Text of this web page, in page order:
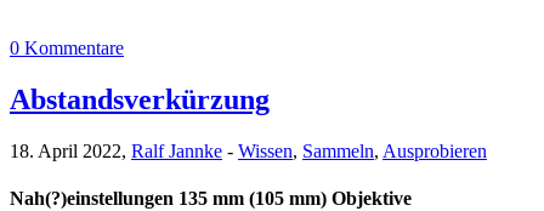
0 Kommentare
Abstandsverkürzung
18. April 2022, Ralf Jannke - Wissen, Sammeln, Ausprobieren
Nah(?)einstellungen 135 mm (105 mm) Objektive